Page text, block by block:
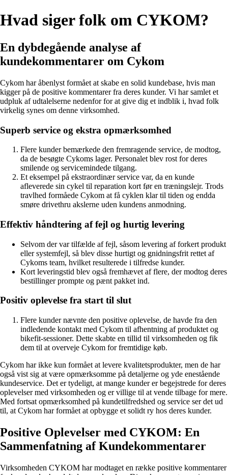
Hvad siger folk om CYKOM?
En dybdegående analyse af
kundekommentarer om Cykom
Cykom har åbenlyst formået at skabe en solid kundebase, hvis man
kigger på de positive kommentarer fra deres kunder. Vi har samlet et
udpluk af udtalelserne nedenfor for at give dig et indblik i, hvad folk
virkelig synes om denne virksomhed.
Superb service og ekstra opmærksomhed
Flere kunder bemærkede den fremragende service, de modtog,
da de besøgte Cykoms lager. Personalet blev rost for deres
smilende og servicemindede tilgang.
Et eksempel på ekstraordinær service var, da en kunde
afleverede sin cykel til reparation kort før en træningslejr. Trods
travlhed formåede Cykom at få cyklen klar til tiden og endda
smøre drivethru akslerne uden kundens anmodning.
Effektiv håndtering af fejl og hurtig levering
Selvom der var tilfælde af fejl, såsom levering af forkert produkt
eller systemfejl, så blev disse hurtigt og gnidningsfrit rettet af
Cykoms team, hvilket resulterede i tilfredse kunder.
Kort leveringstid blev også fremhævet af flere, der modtog deres
bestillinger prompte og pænt pakket ind.
Positiv oplevelse fra start til slut
Flere kunder nævnte den positive oplevelse, de havde fra den
indledende kontakt med Cykom til afhentning af produktet og
bikefit-sessioner. Dette skabte en tillid til virksomheden og fik
dem til at overveje Cykom for fremtidige køb.
Cykom har ikke kun formået at levere kvalitetsprodukter, men de har
også vist sig at være opmærksomme på detaljerne og yde enestående
kundeservice. Det er tydeligt, at mange kunder er begejstrede for deres
oplevelser med virksomheden og er villige til at vende tilbage for mere.
Med fortsat opmærksomhed på kundetilfredshed og service ser det ud
til, at Cykom har formået at opbygge et solidt ry hos deres kunder.
Positive Oplevelser med CYKOM: En
Sammenfatning af Kundekommentarer
Virksomheden CYKOM har modtaget en række positive kommentarer